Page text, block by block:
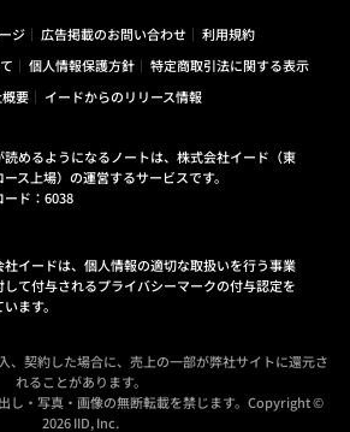
ジ 広告掲載のお問い合わせ
利用規約
個人情報保護方針
特定商取引法に関する表示
要
イードからのリリース情報
読めるようになるノートは、株式会社イード（東
ス上場）の運営するサービスです。
ード：6038
社イードは、個人情報の適切な取扱いを行う事業
して付与されるプライバシーマークの付与認定を
ます。
、契約した場合に、売上の一部が弊社サイトに還元さ
れることがあります。
し・写真・画像の無断転載を禁じます。Copyright ©
2026 IID, Inc.